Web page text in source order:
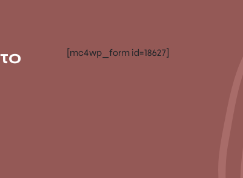
[mc4wp_form id=18627]